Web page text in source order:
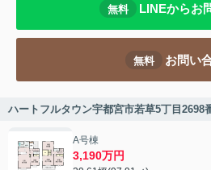
無料 LINEからお
無料 お問い
ハートフルタウン宇都宮市若草5丁目
A号棟
3,190万円